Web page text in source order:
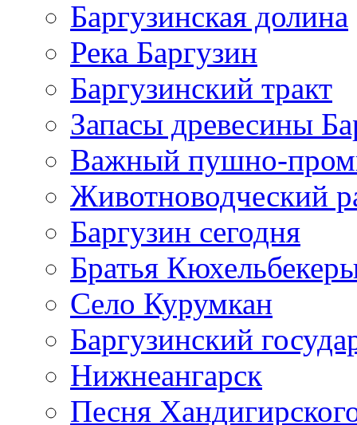
Баргузинская долина
Река Баргузин
Баргузинский тракт
Запасы древесины
Важный пушно-
Животноводческий
Баргузин сегодня
Братья
Село Курумкан
Баргузинский
Нижнеангарск
Песня